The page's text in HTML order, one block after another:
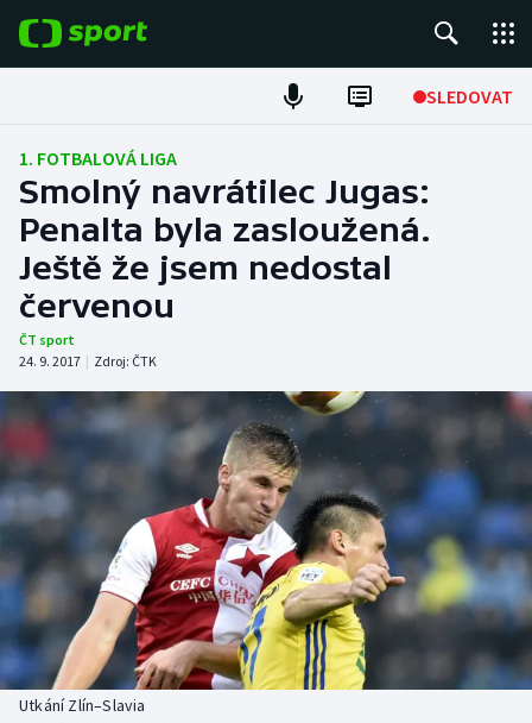
SLEDOVAT
Fotbal
Hokej
Tenis
Atletika
DALŠÍ SPORTY
Americký fotbal
Baseball a softbal
Basketbal
Biatlon
NEPŘEHLÉDNĚTE
Historické návraty
Aplikace ČT sport
1. FOTBALOVÁ LIGA
Smolný navrátilec Jugas:
Penalta byla zasloužená.
Ještě že jsem nedostal
červenou
ČT sport
24. 9. 2017 | Zdroj: ČTK
Utkání Zlín–Slavia